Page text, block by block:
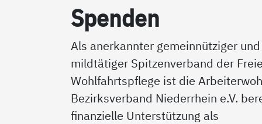
Spen­den
Als anerkannter gemeinnütziger und
mildtätiger Spitzenverband der
Wohlfahrtspflege ist die
Bezirksverband Niederrhein e.V.
finanzielle Unterstützung als